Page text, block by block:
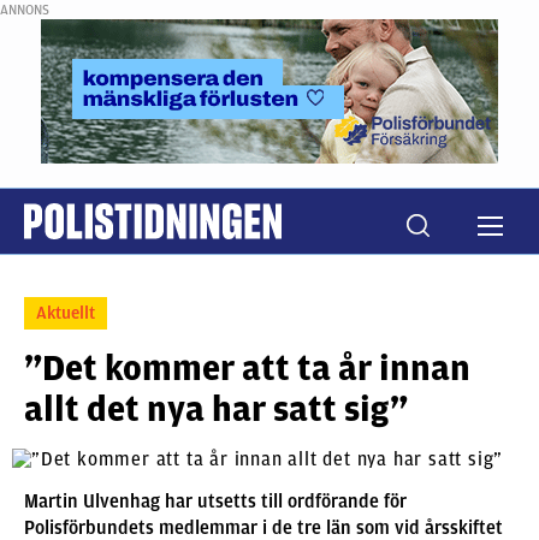
ANNONS
Aktuellt
”Det kommer att ta år innan
allt det nya har satt sig”
Martin Ulvenhag har utsetts till ordförande för
Polisförbundets medlemmar i de tre län som vid årsskiftet